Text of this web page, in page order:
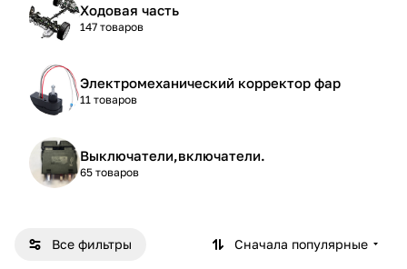
Ходовая часть
147 товаров
Электромеханический корректор фар
11 товаров
Выключатели,включатели.
65 товаров
Все фильтры Сначала популярные